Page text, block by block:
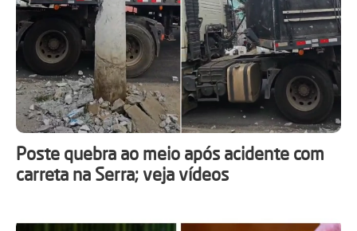
Poste quebra ao meio após acidente com
carreta na Serra; veja vídeos